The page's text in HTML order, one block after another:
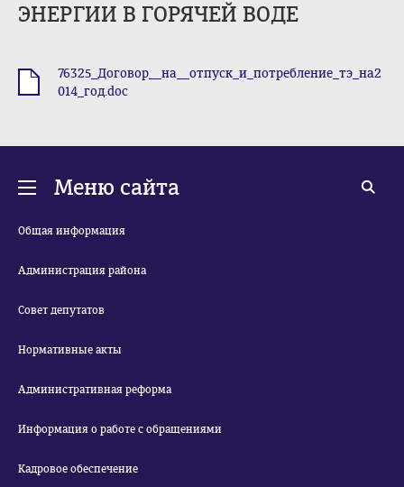
ЭНЕРГИИ В ГОРЯЧЕЙ ВОДЕ
76325_Договор__на__отпуск_и_потребление_тэ_на2
014_год.doc
Меню сайта
Общая информация
Администрация района
Совет депутатов
Нормативные акты
Административная реформа
Информация о работе с обращениями
Кадровое обеспечение